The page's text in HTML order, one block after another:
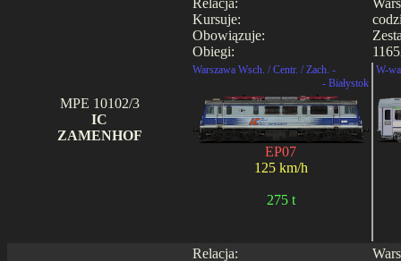
Relacja:
Kursuje:
Obowiązuje:
Obiegi:
MPE 10102/3
IC
ZAMENHOF
Warszawa Wsch. / Centr. / Zach. -
- Białystok
EP07
125 km/h
275 t
W-
Relacja: